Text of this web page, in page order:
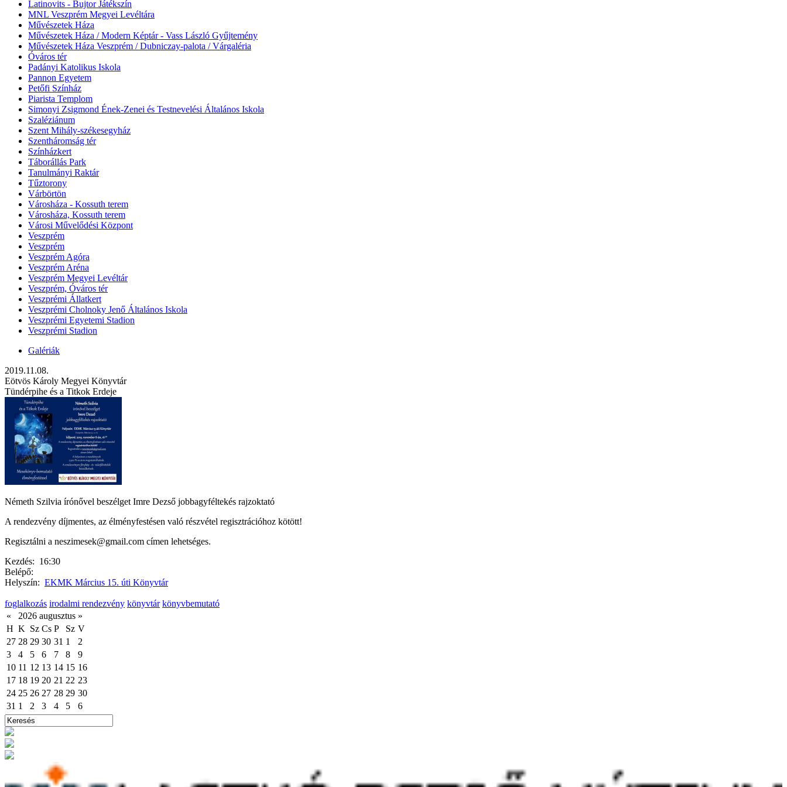
Latinovits - Bujtor Játékszín
MNL Veszprém Megyei Levéltára
Művészetek Háza
Művészetek Háza / Modern Képtár - Vass László Gyűjtemény
Művészetek Háza Veszprém / Dubniczay-palota / Várgaléria
Óváros tér
Padányi Katolikus Iskola
Pannon Egyetem
Petőfi Színház
Piarista Templom
Simonyi Zsigmond Ének-Zenei és Testnevelési Általános Iskola
Szaléziánum
Szent Mihály-székesegyház
Szentháromság tér
Színházkert
Táborállás Park
Tanulmányi Raktár
Tűztorony
Várbörtön
Városháza - Kossuth terem
Városháza, Kossuth terem
Városi Művelődési Központ
Veszprém
Veszprém
Veszprém Agóra
Veszprém Aréna
Veszprém Megyei Levéltár
Veszprém, Óváros tér
Veszprémi Állatkert
Veszprémi Cholnoky Jenő Általános Iskola
Veszprémi Egyetemi Stadion
Veszprémi Stadion
Galériák
2019.11.08.
Eötvös Károly Megyei Könyvtár
Tündérpihe és a Titkok Erdeje
Németh Szilvia írónővel beszélget Imre Dezső jobbagyféltekés rajzoktató
A rendezvény díjmentes, az élményfestésen való részvétel regisztrációhoz kötött!
Regisztálni a neszimesek@gmail.com címen lehetséges.
Kezdés: 16:30
Belépő:
Helyszín: EKMK Március 15. úti Könyvtár
foglalkozás irodalmi rendezvény könyvtár könyvbemutató
«
2026 augusztus »
H K Sz Cs P Sz V
27 28 29 30 31 1
2
3
4 5 6 7 8
9
10 11 12 13 14 15 16
17 18 19 20 21 22 23
24 25 26 27 28 29 30
31 1 2 3 4 5 6